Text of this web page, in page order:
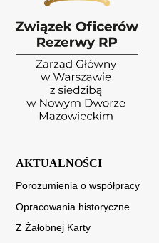
AKTUALNOŚCI
Porozumienia o współpracy
Opracowania historyczne
Z Żałobnej Karty